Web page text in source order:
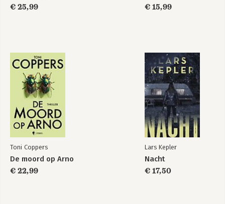
€ 25,99
€ 15,99
Toni Coppers
De moord op Arno
€ 22,99
Lars Kepler
Nacht
€ 17,50